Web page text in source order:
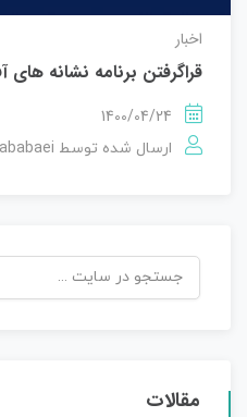
اخبار
قراگرفتن برنامه نشانه های
1400/04/24
ارسال شده توسط
مقالات